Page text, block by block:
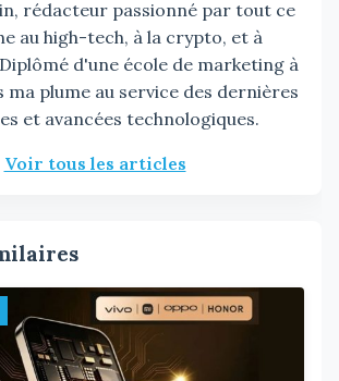
rédacteur passionné par tout ce
au high-tech, à la crypto, et à
d'une école de marketing à
ma plume au service des dernières
et avancées technologiques.
Voir tous les articles